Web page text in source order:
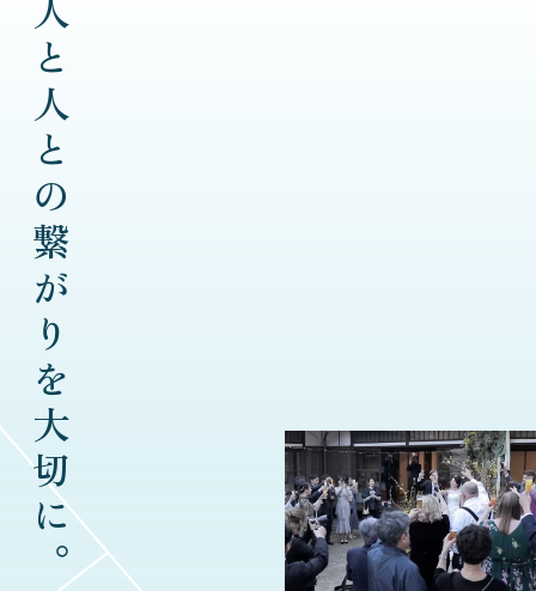
人と人との繋がりを大切に。